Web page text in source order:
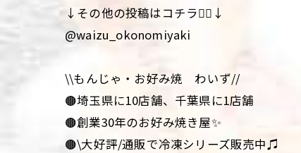
↓その他の投稿はコチラ💁‍♀️↓
@waizu_okonomiyaki
\\もんじゃ・お好み焼 わいず//
🟤埼玉県に10店舗、千葉県に1店舗
🟤創業30年のお好み焼き屋✨
🟤\大好評/通販で冷凍シリーズ販売中♫